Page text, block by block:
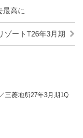
最高に
ゾートT26年3月期
三菱地所27年3月期1Q